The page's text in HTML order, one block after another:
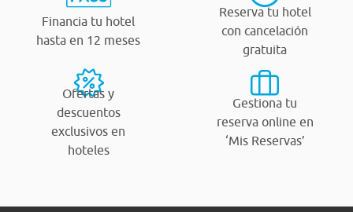
Financia tu hotel
hasta en 12 meses
Reserva tu hotel
con cancelación
gratuita
Ofertas y
descuentos
exclusivos en
hoteles
Gestiona tu
reserva online en
‘Mis Reservas’